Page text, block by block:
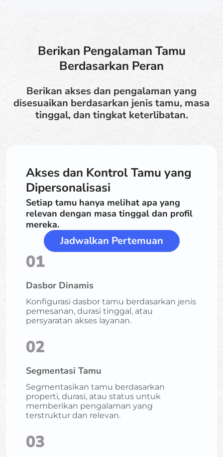
Berikan Pengalaman Tamu
Berdasarkan Peran
Berikan akses dan pengalaman yang
disesuaikan berdasarkan jenis tamu, masa
tinggal, dan tingkat keterlibatan.
Akses dan Kontrol Tamu yang
Dipersonalisasi
Setiap tamu hanya melihat apa yang
relevan dengan masa tinggal dan profil
mereka.
Jadwalkan Pertemuan
01
Dasbor Dinamis
Konfigurasi dasbor tamu berdasarkan jenis
pemesanan, durasi tinggal, atau
persyaratan akses layanan.
02
Segmentasi Tamu
Segmentasikan tamu berdasarkan
properti, durasi, atau status untuk
memberikan pengalaman yang
terstruktur dan relevan.
03